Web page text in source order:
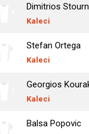
Dimitrios
Kaleci
Stefan Ortega
Kaleci
Georgios
Kaleci
Balsa Popovic